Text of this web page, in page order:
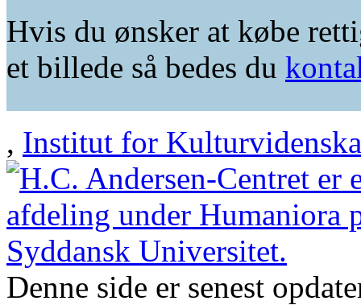
Hvis du ønsker at købe
et billede så bedes du
, Institut for
Denne side er senest